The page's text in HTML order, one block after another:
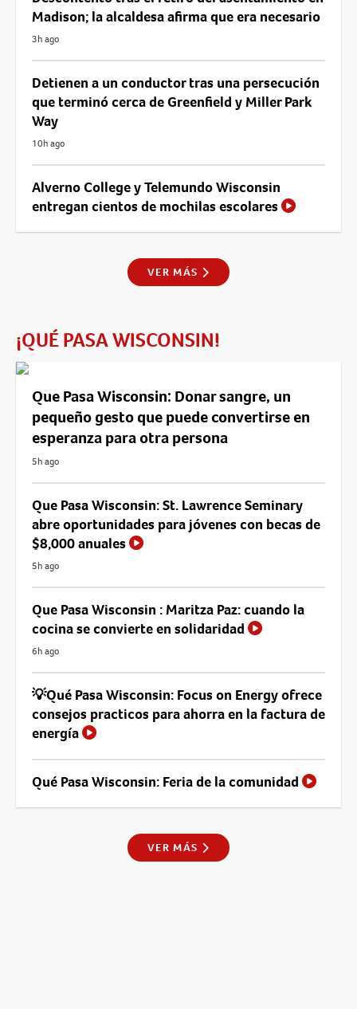
Madison; la alcaldesa afirma que era necesario
3h ago
Detienen a un conductor tras una persecución
que terminó cerca de Greenfield y Miller Park
Way
10h ago
Alverno College y Telemundo Wisconsin
entregan cientos de mochilas escolares
VER MÁS
¡QUÉ PASA WISCONSIN!
Que Pasa Wisconsin: Donar sangre, un
pequeño gesto que puede convertirse en
esperanza para otra persona
5h ago
Que Pasa Wisconsin: St. Lawrence Seminary
abre oportunidades para jóvenes con becas de
$8,000 anuales
5h ago
Que Pasa Wisconsin : Maritza Paz: cuando la
cocina se convierte en solidaridad
6h ago
💡Qué Pasa Wisconsin: Focus on Energy ofrece
consejos practicos para ahorra en la factura de
energía
Qué Pasa Wisconsin: Feria de la comunidad
VER MÁS